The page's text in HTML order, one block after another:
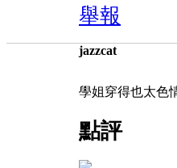
舉報
jazzcat
學姐穿得也太色
點評